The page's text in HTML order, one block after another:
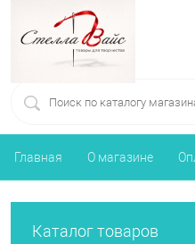
Главная О магазине
Каталог товаров